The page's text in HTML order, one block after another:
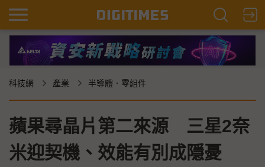
科技網 產業 半導體．零組件
蘋果尋晶片第二來源 三星2奈
米迎契機、效能有別成隱憂